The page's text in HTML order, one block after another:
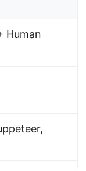
Human